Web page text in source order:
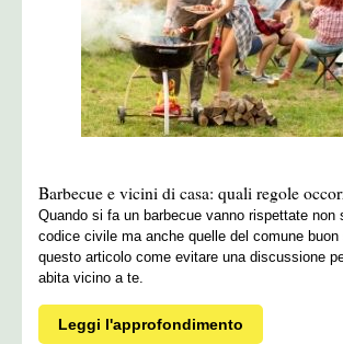
Barbecue e vicini di casa: quali regole
Quando si fa un barbecue vanno rispettate non
codice civile ma anche quelle del comune
questo articolo come evitare una discussione
abita vicino a te.
Leggi l'approfondimento